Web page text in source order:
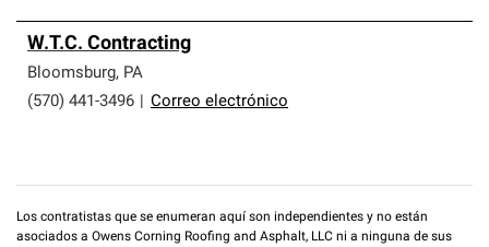
W.T.C. Contracting
Bloomsburg, PA
(570) 441-3496
Correo electrónico
Los contratistas que se enumeran aquí son independientes y no están
asociados a Owens Corning Roofing and Asphalt, LLC ni a ninguna de sus